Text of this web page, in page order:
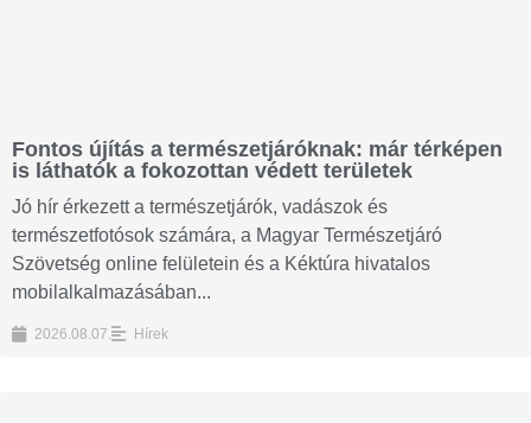
Fontos újítás a természetjáróknak: már térképen
is láthatók a fokozottan védett területek
Jó hír érkezett a természetjárók, vadászok és
természetfotósok számára, a Magyar Természetjáró
Szövetség online felületein és a Kéktúra hivatalos
mobilalkalmazásában...
2026.08.07. Hírek